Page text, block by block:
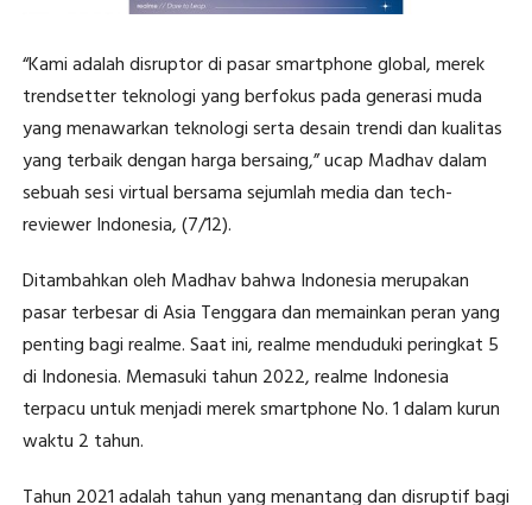
“Kami adalah disruptor di pasar smartphone global, merek
trendsetter teknologi yang berfokus pada generasi muda
yang menawarkan teknologi serta desain trendi dan kualitas
yang terbaik dengan harga bersaing,” ucap Madhav dalam
sebuah sesi virtual bersama sejumlah media dan tech-
reviewer Indonesia, (7/12).
Ditambahkan oleh Madhav bahwa Indonesia merupakan
pasar terbesar di Asia Tenggara dan memainkan peran yang
penting bagi realme. Saat ini, realme menduduki peringkat 5
di Indonesia. Memasuki tahun 2022, realme Indonesia
terpacu untuk menjadi merek smartphone No. 1 dalam kurun
waktu 2 tahun.
Tahun 2021 adalah tahun yang menantang dan disruptif bagi